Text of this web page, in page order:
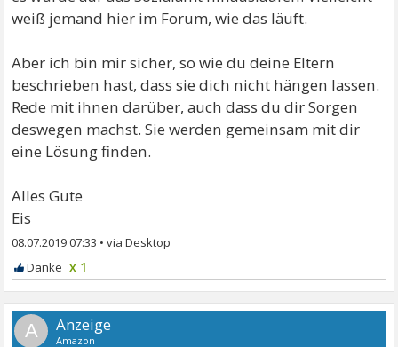
weiß jemand hier im Forum, wie das läuft.
Aber ich bin mir sicher, so wie du deine Eltern
beschrieben hast, dass sie dich nicht hängen lassen.
Rede mit ihnen darüber, auch dass du dir Sorgen
deswegen machst. Sie werden gemeinsam mit dir
eine Lösung finden.
Alles Gute
Eis
08.07.2019 07:33 •
x 1
A